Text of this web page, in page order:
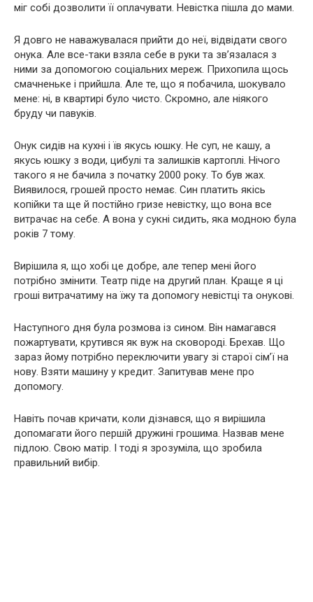
міг собі дозволити її оплачувати. Невістка пішла до мами.
Я довго не наважувалася прийти до неї, відвідати свого
онука. Але все-таки взяла себе в руки та зв’язалася з
ними за допомогою соціальних мереж. Прихопила щось
смачненьке і прийшла. Але те, що я побачила, шокувало
мене: ні, в квартирі було чисто. Скромно, але ніякого
бруду чи павуків.
Онук сидів на кухні і їв якусь юшку. Не суп, не кашу, а
якусь юшку з води, цибулі та залишків картоплі. Нічого
такого я не бачила з початку 2000 року. То був жах.
Виявилося, грошей просто немає. Син платить якісь
копійки та ще й постійно гризе невістку, що вона все
витрачає на себе. А вона у сукні сидить, яка модною була
років 7 тому.
Вирішила я, що хобі це добре, але тепер мені його
потрібно змінити. Театр піде на другий план. Краще я ці
гроші витрачатиму на їжу та допомогу невістці та онукові.
Наступного дня була розмова із сином. Він намагався
пожартувати, крутився як вуж на сковороді. Брехав. Що
зараз йому потрібно переключити увагу зі старої сім’ї на
нову. Взяти машину у кредит. Запитував мене про
допомогу.
Навіть почав кричати, коли дізнався, що я вирішила
допомагати його першій дружині грошима. Назвав мене
підлою. Свою матір. І тоді я зрозуміла, що зробила
правильний вибір.